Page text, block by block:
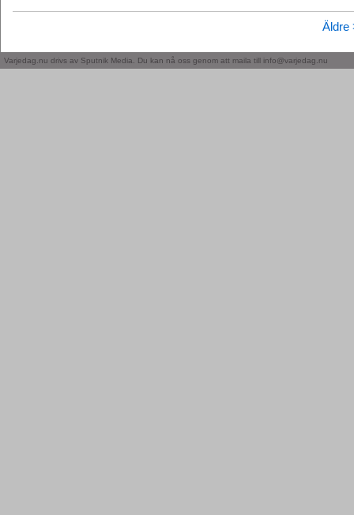
Äldre
Varjedag.nu drivs av Sputnik Media. Du kan nå oss genom att maila till info@varjedag.nu